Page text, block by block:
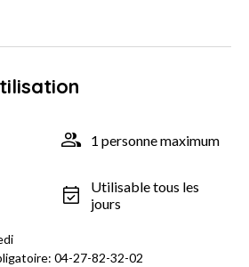
1 personne maximum
Utilisable tous les
jours
04-27-82-32-02